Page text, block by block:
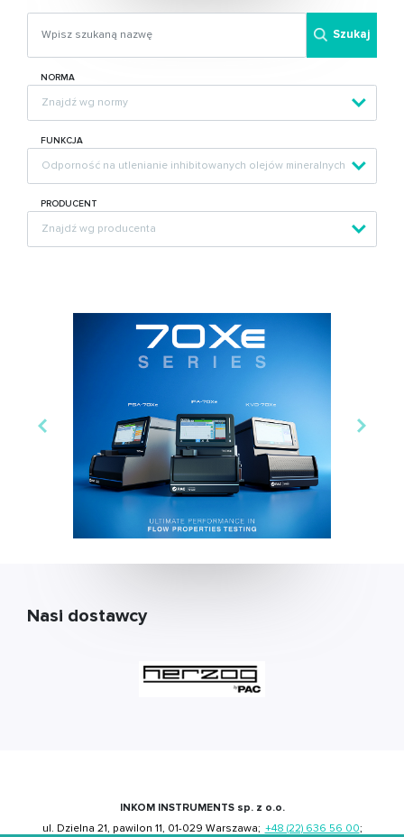
Szukaj
NORMA
FUNKCJA
PRODUCENT
Nasi dostawcy
INKOM INSTRUMENTS sp. z o.o.
ul. Dzielna 21, pawilon 11, 01-029 Warszawa; +48 (22) 636 56 00;